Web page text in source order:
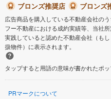
ブロンズ推奨店
ブロンズ
広告商品を購入している不動産会社の
フー不動産における成約実績等、当社
実践していると認めた不動産会社（も
扱物件）に表示されます。
タップすると用語の意味が書かれたポッ
PRマークについて